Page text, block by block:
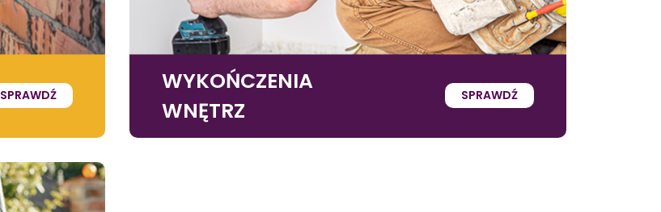
SPRAWDŹ
WYKOŃCZENIA
WNĘTRZ
SPRAWDŹ